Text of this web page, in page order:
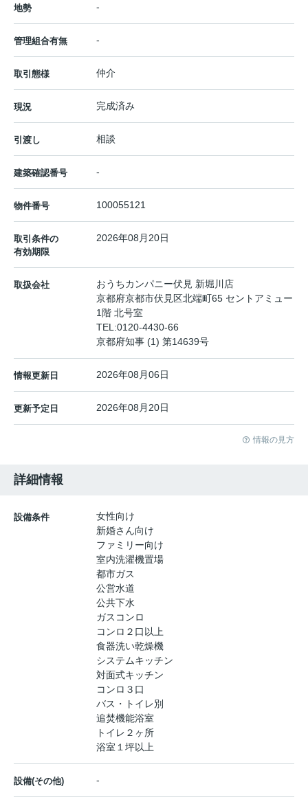
地勢 -
管理組合有無 -
取引態様 仲介
現況 完成済み
引渡し 相談
建築確認番号 -
物件番号 100055121
取引条件の
有効期限
2026年08月20日
取扱会社
おうちカンパニー伏見 新堀川店
京都府京都市伏見区北端町65 セントアミュー
1階 北号室
TEL:0120-4430-66
京都府知事 (1) 第14639号
情報更新日 2026年08月06日
更新予定日 2026年08月20日
情報の見方
詳細情報
設備条件
女性向け
新婚さん向け
ファミリー向け
室内洗濯機置場
都市ガス
公営水道
公共下水
ガスコンロ
コンロ２口以上
食器洗い乾燥機
システムキッチン
対面式キッチン
コンロ３口
バス・トイレ別
追焚機能浴室
トイレ２ヶ所
浴室１坪以上
設備(その他) -